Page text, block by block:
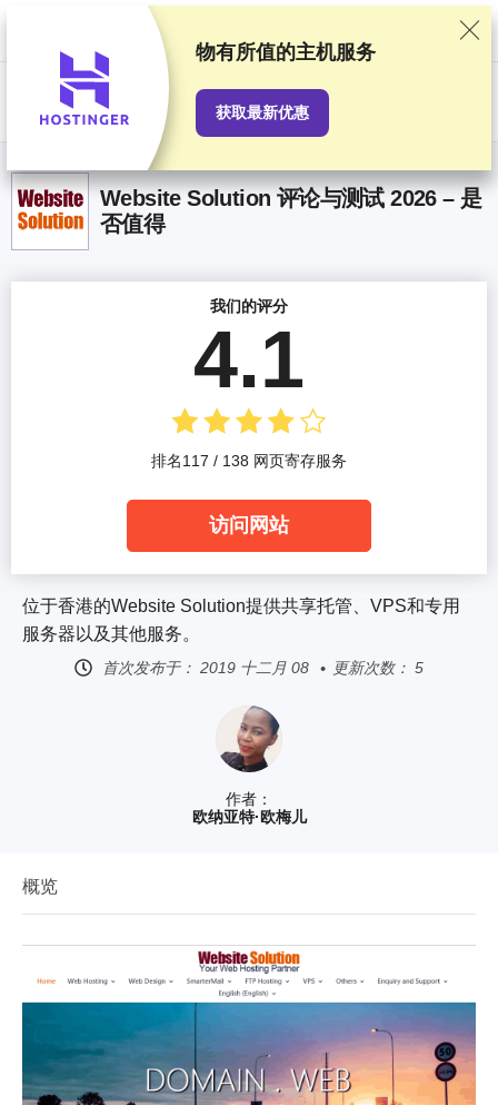
我们基于严格的测试和研究对服务提供商进行排名，同时也会考虑用户反
馈以及我们与提供商之间签订的商业协议。本页面包含联盟链接。
广告披
Website Solution 评论与测试 2026 – 是
否值得
作者：
欧纳亚特·欧梅儿
位于香港的Website Solution提供共享托管、VPS和专用
服务器以及其他服务。
首次发布于： 2019 十二月 08 更新次数： 5
我们的评分
4.1
排名117 / 138 网页寄存服务
访问网站
概览
物有所值的主机服务
获取最新优惠